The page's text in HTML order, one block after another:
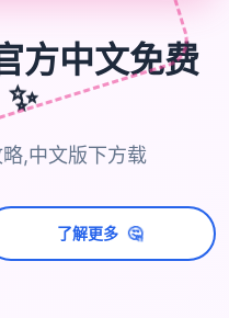
方中文免费
✨
,中文版下方载
了解更多 🤔